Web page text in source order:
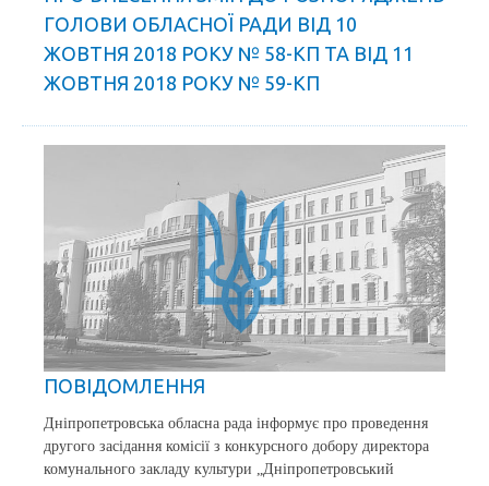
ГОЛОВИ ОБЛАСНОЇ РАДИ ВІД 10
ЖОВТНЯ 2018 РОКУ № 58-КП ТА ВІД 11
ЖОВТНЯ 2018 РОКУ № 59-КП
ПОВІДОМЛЕННЯ
Дніпропетровська обласна рада інформує про проведення
другого засідання комісії з конкурсного добору директора
комунального закладу культури „Дніпропетровський